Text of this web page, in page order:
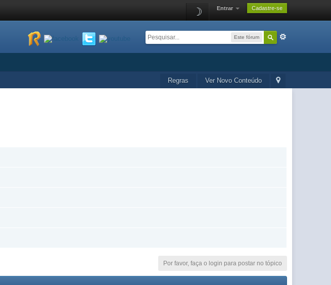
☽ Entrar Cadastre-se
Este fórum
Ver Novo Conteúdo
Regras
Por favor, faça o login para postar no tópico